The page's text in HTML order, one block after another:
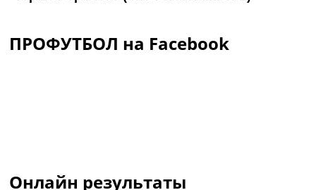
ПРОФУТБОЛ на Facebook
Онлайн результаты